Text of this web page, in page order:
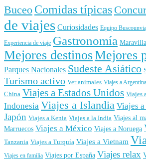
Buceo Comidas típicas
de viajes Curiosidades Equipo
Experiencia de viaje Gastronomía
Mejores destinosMejores
Parques Nacionales Sudeste Asiático
Turismo activo Ver animales Viajes a Argentina
China Viajes a Estados Unidos Viajes
Indonesia Viajes a Islandia Viajes
Japón Viajes a Kenia Viajes a la India Viajes al
Marruecos Viajes a México Viajes a Noruega
Tanzania Viajes a Turquía Viajes a Vietnam
Viajes en familia Viajes por España Viajes relax